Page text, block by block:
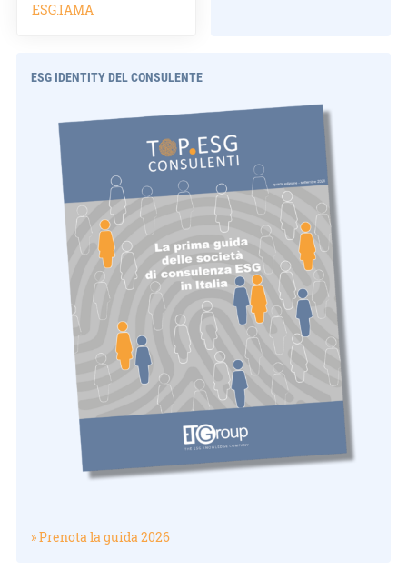
ESG.IAMA
ESG IDENTITY DEL CONSULENTE
» Prenota la guida 2026